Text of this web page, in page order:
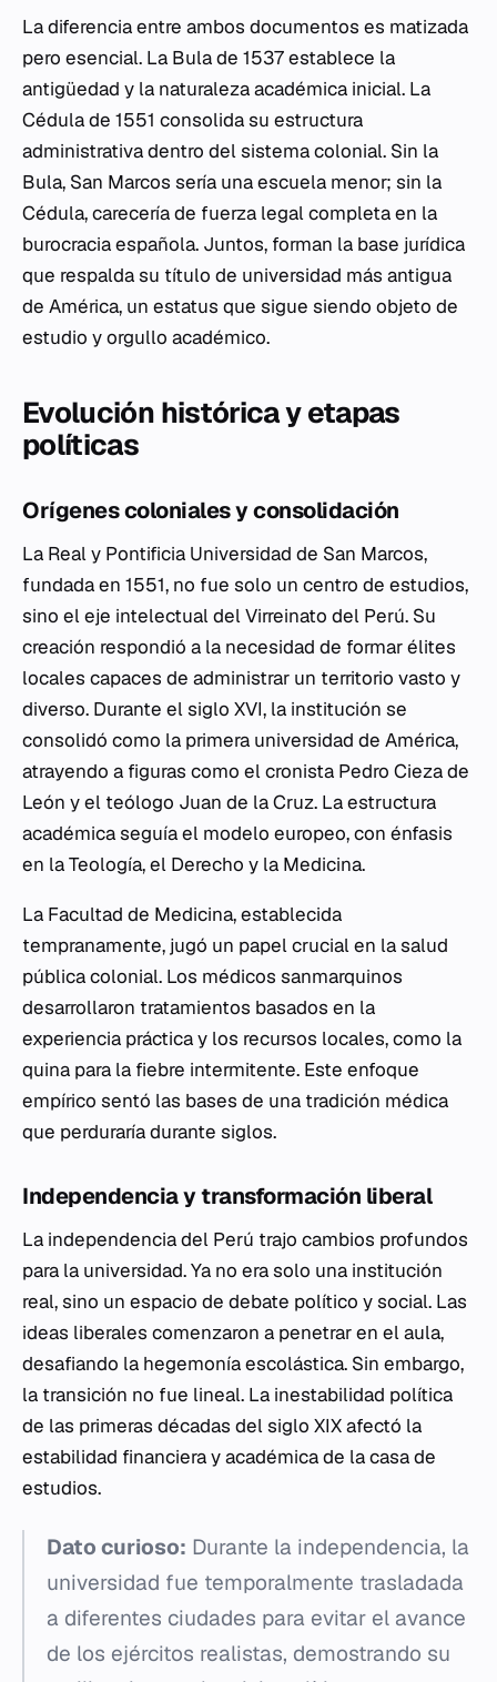
La diferencia entre ambos documentos es matizada
pero esencial. La Bula de 1537 establece la
antigüedad y la naturaleza académica inicial. La
Cédula de 1551 consolida su estructura
administrativa dentro del sistema colonial. Sin la
Bula, San Marcos sería una escuela menor; sin la
Cédula, carecería de fuerza legal completa en la
burocracia española. Juntos, forman la base jurídica
que respalda su título de universidad más antigua
de América, un estatus que sigue siendo objeto de
estudio y orgullo académico.
Evolución histórica y etapas
políticas
Orígenes coloniales y consolidación
La Real y Pontificia Universidad de San Marcos,
fundada en 1551, no fue solo un centro de estudios,
sino el eje intelectual del Virreinato del Perú. Su
creación respondió a la necesidad de formar élites
locales capaces de administrar un territorio vasto y
diverso. Durante el siglo XVI, la institución se
consolidó como la primera universidad de América,
atrayendo a figuras como el cronista Pedro Cieza de
León y el teólogo Juan de la Cruz. La estructura
académica seguía el modelo europeo, con énfasis
en la Teología, el Derecho y la Medicina.
La Facultad de Medicina, establecida
tempranamente, jugó un papel crucial en la salud
pública colonial. Los médicos sanmarquinos
desarrollaron tratamientos basados en la
experiencia práctica y los recursos locales, como la
quina para la fiebre intermitente. Este enfoque
empírico sentó las bases de una tradición médica
que perduraría durante siglos.
Independencia y transformación liberal
La independencia del Perú trajo cambios profundos
para la universidad. Ya no era solo una institución
real, sino un espacio de debate político y social. Las
ideas liberales comenzaron a penetrar en el aula,
desafiando la hegemonía escolástica. Sin embargo,
la transición no fue lineal. La inestabilidad política
de las primeras décadas del siglo XIX afectó la
estabilidad financiera y académica de la casa de
estudios.
Dato curioso: Durante la independencia, la
universidad fue temporalmente trasladada
a diferentes ciudades para evitar el avance
de los ejércitos realistas, demostrando su